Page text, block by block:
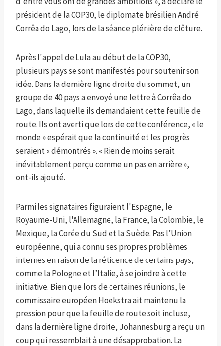
président de la COP30, le diplomate brésilien André
Corrêa do Lago, lors de la séance plénière de clôture.
Après l'appel de Lula au début de la COP30,
plusieurs pays se sont manifestés pour soutenir son
idée. Dans la dernière ligne droite du sommet, un
groupe de 40 pays a envoyé une lettre à Corrêa do
Lago, dans laquelle ils demandaient cette feuille de
route. Ils ont averti que lors de cette conférence, « le
monde » espérait que la continuité et les progrès
seraient « démontrés ». « Rien de moins serait
inévitablement perçu comme un pas en arrière »,
ont-ils ajouté.
Parmi les signataires figuraient l'Espagne, le
Royaume-Uni, l'Allemagne, la France, la Colombie, le
Mexique, la Corée du Sud et la Suède. Pas l’Union
européenne, qui a connu ses propres problèmes
internes en raison de la réticence de certains pays,
comme la Pologne et l’Italie, à se joindre à cette
initiative. Bien que lors de certaines réunions, le
commissaire européen Hoekstra ait maintenu la
pression pour que la feuille de route soit incluse,
dans la dernière ligne droite, Johannesburg a reçu un
coup qui ressemblait à une désapprobation. La